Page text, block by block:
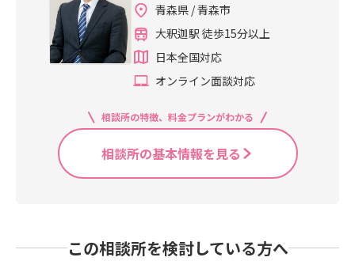
青森県 / 青森市
大釈迦駅 徒歩15分以上
日本全国対応
オンライン面談対応
相談所の特徴、料金プランがわかる
相談所の基本情報を見る
この相談所を検討している方へ